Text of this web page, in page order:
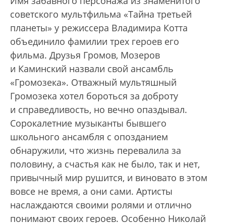
советского мультфильма «Тайна третьей
планеты» у режиссера Владимира Котта
объединило фамилии трех героев его
фильма. Друзья Громов, Мозеров
и Каминский назвали свой ансамбль
«Громозека». Отважный мультяшный
Громозека хотел бороться за доброту
и справедливость, но вечно опаздывал.
Сорокалетние музыканты бывшего
школьного ансамбля с опозданием
обнаружили, что жизнь перевалила за
половину, а счастья как не было, так и нет,
привычный мир рушится, и виновато в этом
вовсе не время, а они сами. Артисты
наслаждаются своими ролями и отлично
понимают своих героев. Особенно Николай